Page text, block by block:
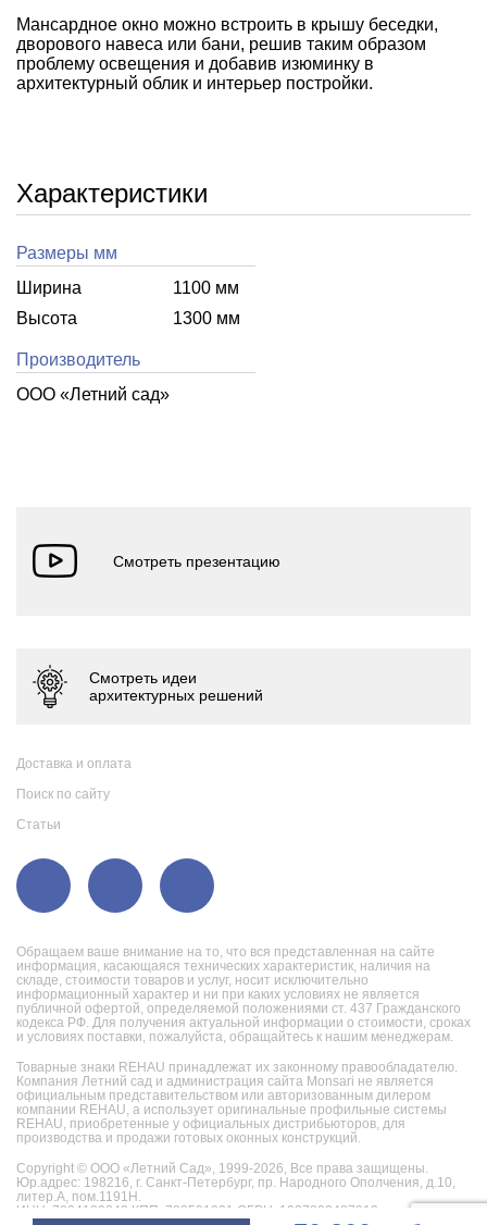
Мансардное окно можно встроить в крышу беседки,
дворового навеса или бани, решив таким образом
проблему освещения и добавив изюминку в
архитектурный облик и интерьер постройки.
Характеристики
Размеры мм
Ширина
1100 мм
Высота
1300 мм
Производитель
ООО «Летний cад»
Обращаем ваше внимание на то, что вся представленная на сайте
информация, касающаяся технических характеристик, наличия на
складе, стоимости товаров и услуг, носит исключительно
информационный характер и ни при каких условиях не является
публичной офертой, определяемой положениями ст. 437 Гражданского
кодекса РФ. Для получения актуальной информации о стоимости, сроках
и условиях поставки, пожалуйста, обращайтесь к нашим менеджерам.
Товарные знаки REHAU принадлежат их законному правообладателю.
Компания Летний сад и администрация сайта Monsari не является
официальным представительством или авторизованным дилером
компании REHAU, а использует оригинальные профильные системы
REHAU, приобретенные у официальных дистрибьюторов, для
производства и продажи готовых оконных конструкций.
Copyright © ООО «Летний Сад», 1999-2026, Все права защищены.
Юр.адрес: 198216, г. Санкт-Петербург, пр. Народного Ополчения, д.10,
литер.А, пом.1191Н.
ИНН: 7804130242 КПП: 780501001 ОГРН: 1027802487019
Доставка и оплата
Поиск по сайту
Статьи